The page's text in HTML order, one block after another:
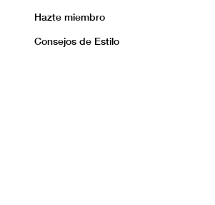
Hazte miembro
Consejos de Estilo